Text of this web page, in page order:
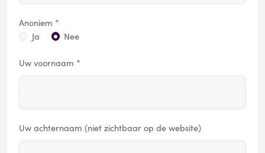
Anoniem *
Ja
Nee
Uw voornaam *
Uw achternaam (niet zichtbaar op de website)